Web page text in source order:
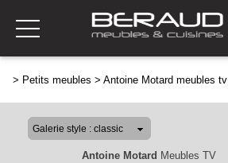
> Petits meubles > Antoine Motard meubles tv
Antoine Motard Meubles TV